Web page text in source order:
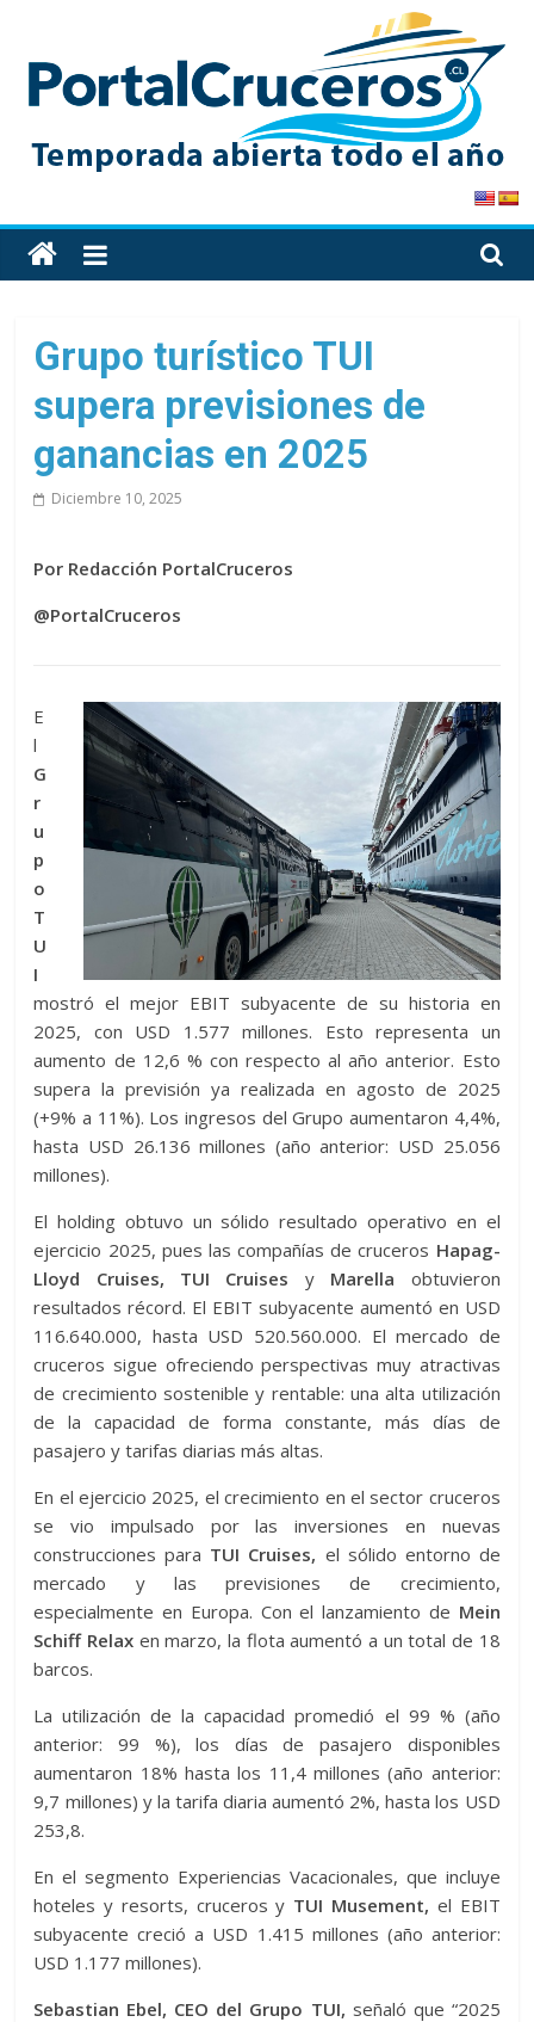
content
PortalCruceros
Toda
la
cruceros
en
un
solo
sitio
Grupo turístico TUI
supera previsiones de
ganancias en 2025
Diciembre 10, 2025
Por Redacción PortalCruceros
@PortalCruceros
E
l
G
r
u
p
o
T
U
I
mostró el mejor EBIT subyacente de su historia en
2025, con USD 1.577 millones. Esto representa un
aumento de 12,6 % con respecto al año anterior. Esto
supera la previsión ya realizada en agosto de 2025
(+9% a 11%). Los ingresos del Grupo aumentaron 4,4%,
hasta USD 26.136 millones (año anterior: USD 25.056
millones).
El holding obtuvo un sólido resultado operativo en el
ejercicio 2025, pues las compañías de cruceros Hapag-
Lloyd Cruises, TUI Cruises y Marella obtuvieron
resultados récord. El EBIT subyacente aumentó en USD
116.640.000, hasta USD 520.560.000. El mercado de
cruceros sigue ofreciendo perspectivas muy atractivas
de crecimiento sostenible y rentable: una alta utilización
de la capacidad de forma constante, más días de
pasajero y tarifas diarias más altas.
En el ejercicio 2025, el crecimiento en el sector cruceros
se vio impulsado por las inversiones en nuevas
construcciones para TUI Cruises, el sólido entorno de
mercado y las previsiones de crecimiento,
especialmente en Europa. Con el lanzamiento de Mein
Schiff Relax en marzo, la flota aumentó a un total de 18
barcos.
La utilización de la capacidad promedió el 99 % (año
anterior: 99 %), los días de pasajero disponibles
aumentaron 18% hasta los 11,4 millones (año anterior:
9,7 millones) y la tarifa diaria aumentó 2%, hasta los USD
253,8.
En el segmento Experiencias Vacacionales, que incluye
hoteles y resorts, cruceros y TUI Musement, el EBIT
subyacente creció a USD 1.415 millones (año anterior:
USD 1.177 millones).
Sebastian Ebel, CEO del Grupo TUI, señaló que “2025